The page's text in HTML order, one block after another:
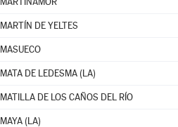
MARTÍN DE YELTES
MASUECO
MATA DE LEDESMA (LA)
MATILLA DE LOS CAÑOS DEL RÍO
MAYA (LA)